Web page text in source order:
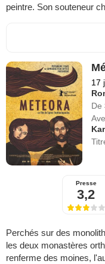
peintre. Son souteneur
17
De
Presse
3,2
Perchés sur des
les deux monastères
renferme des moines,